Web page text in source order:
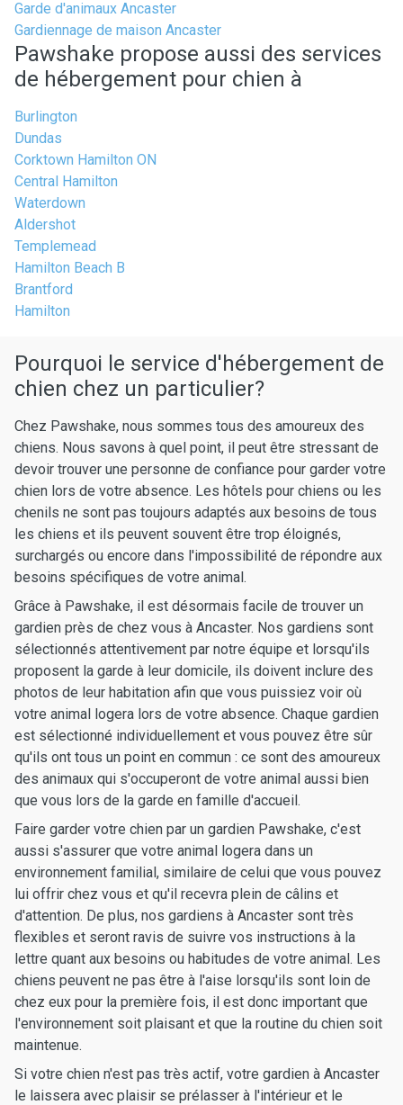
Garde d'animaux Ancaster
Gardiennage de maison Ancaster
Pawshake propose aussi des services
de hébergement pour chien à
Burlington
Dundas
Corktown Hamilton ON
Central Hamilton
Waterdown
Aldershot
Templemead
Hamilton Beach B
Brantford
Hamilton
Pourquoi le service d'hébergement de
chien chez un particulier?
Chez Pawshake, nous sommes tous des amoureux des
chiens. Nous savons à quel point, il peut être stressant de
devoir trouver une personne de confiance pour garder votre
chien lors de votre absence. Les hôtels pour chiens ou les
chenils ne sont pas toujours adaptés aux besoins de tous
les chiens et ils peuvent souvent être trop éloignés,
surchargés ou encore dans l'impossibilité de répondre aux
besoins spécifiques de votre animal.
Grâce à Pawshake, il est désormais facile de trouver un
gardien près de chez vous à Ancaster. Nos gardiens sont
sélectionnés attentivement par notre équipe et lorsqu'ils
proposent la garde à leur domicile, ils doivent inclure des
photos de leur habitation afin que vous puissiez voir où
votre animal logera lors de votre absence. Chaque gardien
est sélectionné individuellement et vous pouvez être sûr
qu'ils ont tous un point en commun : ce sont des amoureux
des animaux qui s'occuperont de votre animal aussi bien
que vous lors de la garde en famille d'accueil.
Faire garder votre chien par un gardien Pawshake, c'est
aussi s'assurer que votre animal logera dans un
environnement familial, similaire de celui que vous pouvez
lui offrir chez vous et qu'il recevra plein de câlins et
d'attention. De plus, nos gardiens à Ancaster sont très
flexibles et seront ravis de suivre vos instructions à la
lettre quant aux besoins ou habitudes de votre animal. Les
chiens peuvent ne pas être à l'aise lorsqu'ils sont loin de
chez eux pour la première fois, il est donc important que
l'environnement soit plaisant et que la routine du chien soit
maintenue.
Si votre chien n'est pas très actif, votre gardien à Ancaster
le laissera avec plaisir se prélasser à l'intérieur et le